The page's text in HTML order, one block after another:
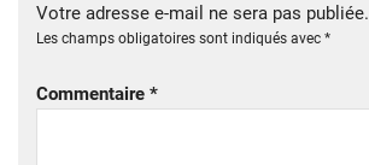
Votre adresse e-mail ne sera pas publiée.
Les champs obligatoires sont indiqués avec *
Commentaire *